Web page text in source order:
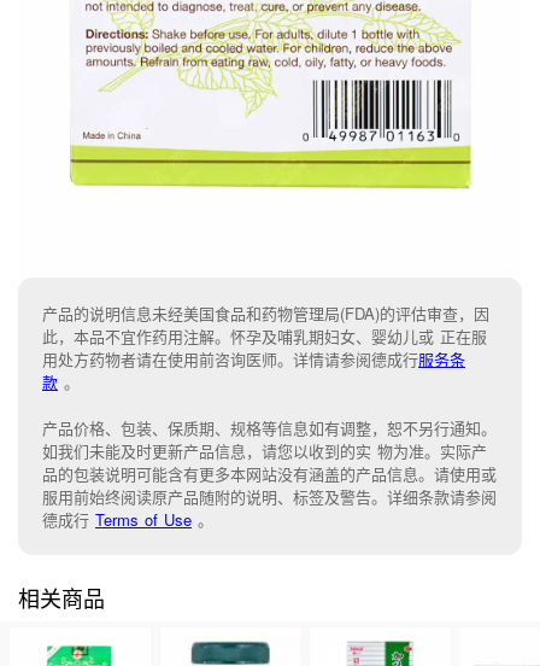
产品的说明信息未经美国食品和药物管理局(FDA)的评估审查，因
此，本品不宜作药用注解。怀孕及哺乳期妇女、婴幼儿或 正在服
用处方药物者请在使用前咨询医师。详情请参阅德成行服务条
款 。
产品价格、包装、保质期、规格等信息如有调整，恕不另行通知。
如我们未能及时更新产品信息， 请您以收到的实 物为准。 实际产
品的包装说明可能含有更多本网站没有涵盖的产品信息。请使用或
服用前始终阅读原产品随附的说明、 标签及警告。 详细条款请参阅
德成行 Terms of Use 。
相关商品